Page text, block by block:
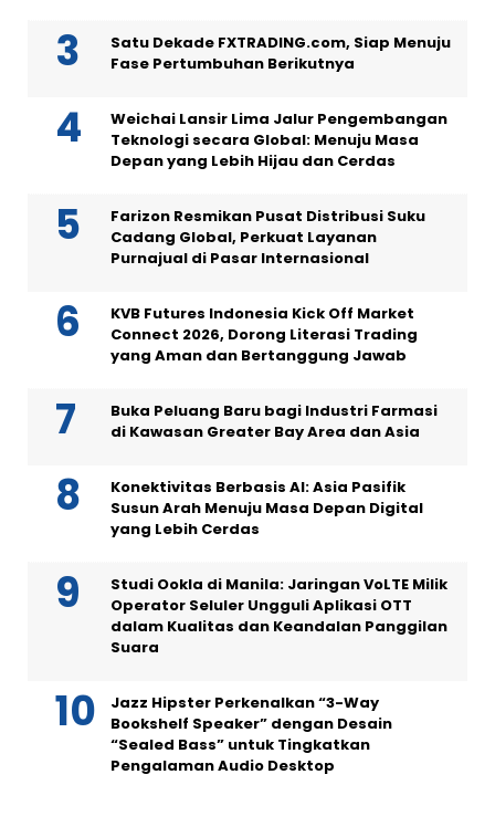
Satu Dekade FXTRADING.com, Siap Menuju
Fase Pertumbuhan Berikutnya
Weichai Lansir Lima Jalur Pengembangan
Teknologi secara Global: Menuju Masa
Depan yang Lebih Hijau dan Cerdas
Farizon Resmikan Pusat Distribusi Suku
Cadang Global, Perkuat Layanan
Purnajual di Pasar Internasional
KVB Futures Indonesia Kick Off Market
Connect 2026, Dorong Literasi Trading
yang Aman dan Bertanggung Jawab
Buka Peluang Baru bagi Industri Farmasi
di Kawasan Greater Bay Area dan Asia
Konektivitas Berbasis AI: Asia Pasifik
Susun Arah Menuju Masa Depan Digital
yang Lebih Cerdas
Studi Ookla di Manila: Jaringan VoLTE Milik
Operator Seluler Ungguli Aplikasi OTT
dalam Kualitas dan Keandalan Panggilan
Suara
Jazz Hipster Perkenalkan “3-Way
Bookshelf Speaker” dengan Desain
“Sealed Bass” untuk Tingkatkan
Pengalaman Audio Desktop